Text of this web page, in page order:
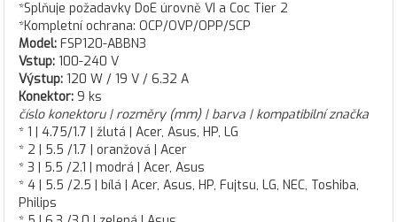
*Splňuje požadavky DoE úrovně VI a Coc Tier 2
*Kompletní ochrana: OCP/OVP/OPP/SCP
Model: FSP120-ABBN3
Vstup: 100-240 V
Výstup: 120 W / 19 V / 6.32 A
Konektor: 9 ks
číslo konektoru | rozměry (mm) | barva | kompatibilní značka
* 1 | 4.75/1.7 | žlutá | Acer, Asus, HP, LG
* 2 | 5.5 /1.7 | oranžová | Acer
* 3 | 5.5 /2.1 | modrá | Acer, Asus
* 4 | 5.5 /2.5 | bílá | Acer, Asus, HP, Fujtsu, LG, NEC, Toshiba,
Philips